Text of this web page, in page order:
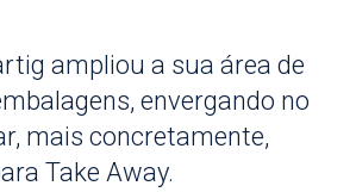
ampliou a sua área de
envergando no
mais concretamente,
Take Away.